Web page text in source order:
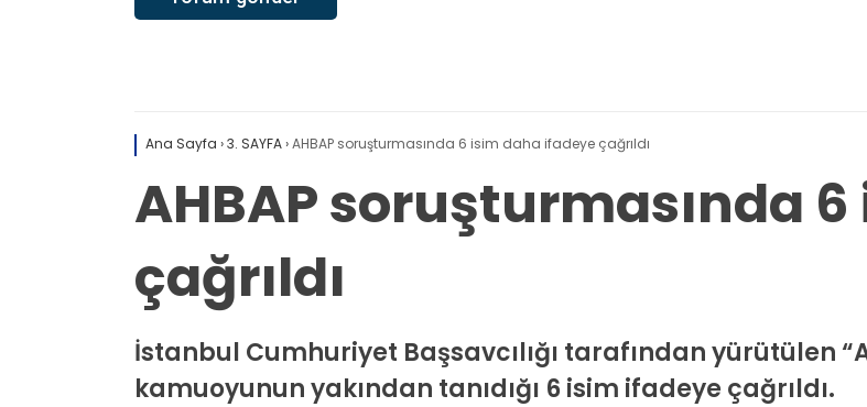
Ana Sayfa ›3. SAYFA›AHBAP soruşturmasında 6 isim daha ifadeye çağrıldı
AHBAP soruşturmasında
çağrıldı
İstanbul Cumhuriyet Başsavcılığı tarafından yürütülen
kamuoyunun yakından tanıdığı 6 isim ifadeye çağrıldı.